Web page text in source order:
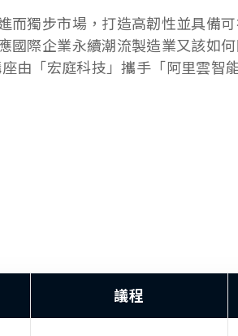
而獨步市場，打造高韌性並具備
國際企業永續潮流製造業又該如何
由「宏庭科技」攜手「阿里雲智
議程